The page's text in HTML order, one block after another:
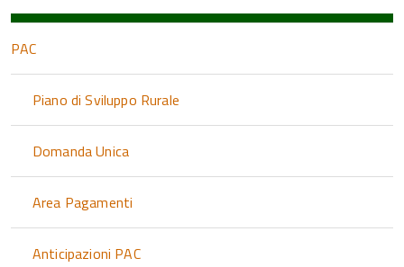
PAC
Piano di Sviluppo Rurale
Domanda Unica
Area Pagamenti
Anticipazioni PAC